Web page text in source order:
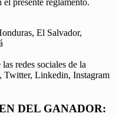
presente reglamento.
El Salvador,
redes sociales de la
Twitter, Linkedin, Instagram
DEL GANADOR: